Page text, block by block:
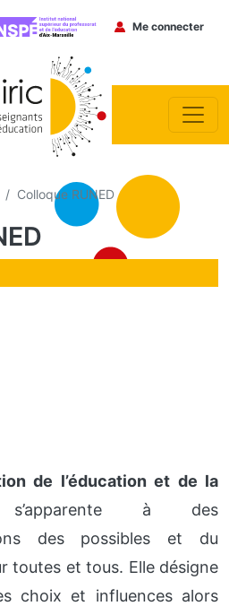
Menu du
Me connecter
Colloque RUNED
de l’éducation et de la
à des
des possibles et du
toutes et tous. Elle désigne
choix et influences alors